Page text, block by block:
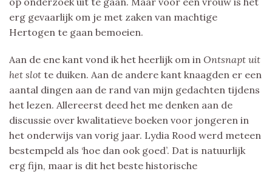
erg gevaarlijk om je met zaken van machtige
Hertogen te gaan bemoeien.
Aan de ene kant vond ik het heerlijk om in Ontsnapt uit
het slot te duiken. Aan de andere kant knaagden er een
aantal dingen aan de rand van mijn gedachten tijdens
het lezen. Allereerst deed het me denken aan de
discussie over kwalitatieve boeken voor jongeren in
het onderwijs van vorig jaar. Lydia Rood werd meteen
bestempeld als ‘hoe dan ook goed’. Dat is natuurlijk
erg fijn, maar is dit het beste historische